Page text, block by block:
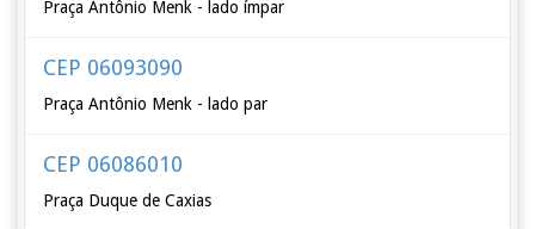
Praça Antônio Menk - lado ímpar
CEP 06093090
Praça Antônio Menk - lado par
CEP 06086010
Praça Duque de Caxias